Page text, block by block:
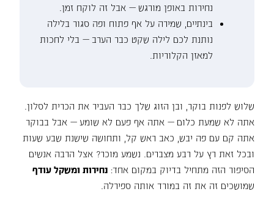
נחירות באופן מורגש — אבל זה לוקח זמן.
בינתיים, שמירה על אף פתוח ופה סגור בלילה
נותנת לכם לילה שקט כבר הערב — בלי לחכות
למאזן הקלוריות.
שלוש לפנות בוקר, ובן הזוג שלך כבר העביר את הכרית לסלון.
אתה לא שמעת כלום — אתה אף פעם לא שומע — אבל בבוקר
אתה קם עם פה יבש, כאב ראש קל, ותחושה שישנת שבע שעות
ובכל זאת רץ על רבע מצברים. נשמע מוכר? אצל הרבה אנשים
הסיפור הזה מתחיל בדיוק במקום אחד: נחירות ומשקל עודף
שמושכים זה את זה במורד אותה ספירלה.